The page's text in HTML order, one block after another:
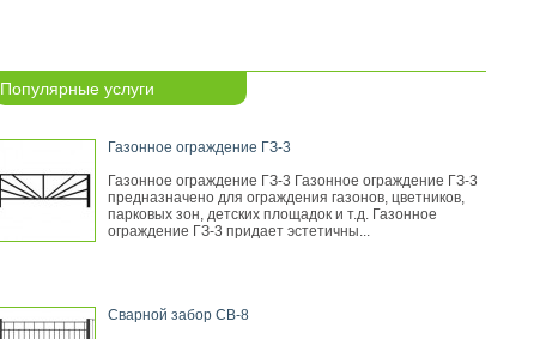
Популярные услуги
Газонное ограждение ГЗ-3
Газонное ограждение ГЗ-3 Газонное ограждение ГЗ-3
предназначено для ограждения газонов, цветников,
парковых зон, детских площадок и т.д. Газонное
ограждение ГЗ-3 придает эстетичны...
Сварной забор СВ-8